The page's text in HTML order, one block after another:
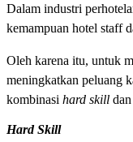
Dalam industri
kemampuan hotel staff
Oleh karena itu, untuk
meningkatkan peluang
kombinasi hard skill dan
Hard Skill